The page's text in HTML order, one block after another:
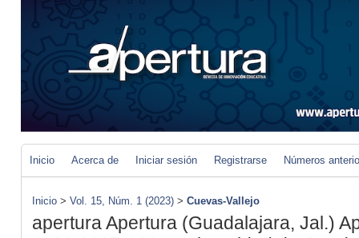
Inicio Acerca de Iniciar sesión Registrarse Números
Inicio > Vol. 15, Núm. 1 (2023) > Cuevas-Vallejo
aperturaApertura (Guadalajara, Jal.)